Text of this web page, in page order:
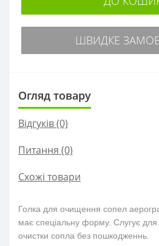
ШВИДКЕ
Огляд товару
Відгуків (0)
Питання (0)
Схожі товари
Голка для очищення сопел
має спеціальну форму. Слугує для
очистки сопла без пошкодженнь.